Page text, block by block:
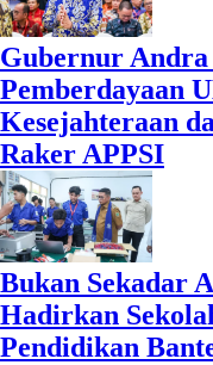
Gubernur Andra
Pemberdayaan
Kesejahteraan
Raker APPSI
Bukan Sekadar
Hadirkan
Pendidikan